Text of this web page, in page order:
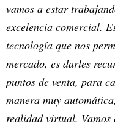
vamos a estar
excelencia comercial.
tecnología que nos
mercado, es darles
puntos de venta, para
manera muy
realidad virtual.